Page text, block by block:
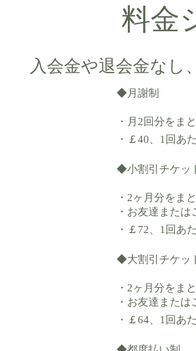
料金
入会金や退会金なし
◆月謝制
・月2回分をま
・￡40、1回あ
◆小割引チケッ
・2ヶ月分をま
・お友達また
・￡72、1回あ
◆大割引チケッ
・2ヶ月分をま
・お友達また
・￡64、1回あ